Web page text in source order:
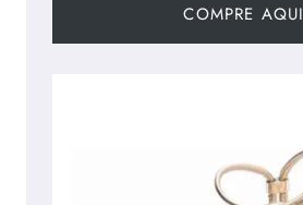
COMPRE AQUI